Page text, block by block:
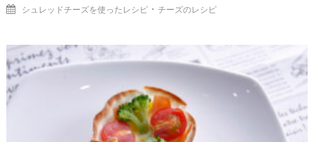
シュレッドチーズを使ったレシピ・ チーズのレシピ